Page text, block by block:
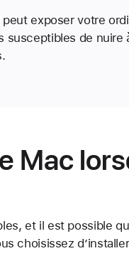
peut exposer votre
susceptibles de nuire
Mac
et il est possible
choisissez